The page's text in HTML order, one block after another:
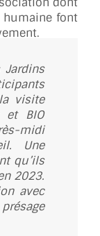
humaine font
Jardins
visite
et BIO
midi
Une
qu’ils
2023.
avec